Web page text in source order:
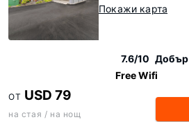
Покажи карта
7.6/10 Добър
Free Wifi
ОТ USD 79
на стая / на нощ